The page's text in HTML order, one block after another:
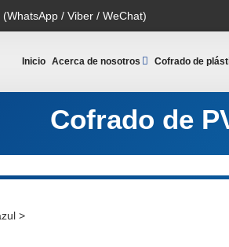
/ Viber / WeChat)
Inicio Acerca de nosotros Cofrado de
Cofrado de
>